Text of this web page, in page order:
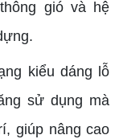
gió và hệ
kiểu dáng lỗ
sử dụng mà
giúp nâng cao